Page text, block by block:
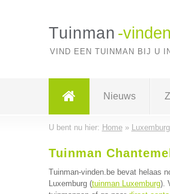
Tuinman -
VIND EEN TUINMAN BIJ U
Nieuws
U bent nu hier: Home» Luxemburg
Tuinman
Tuinman-vinden.be bevat helaas
Luxemburg (tuinman Luxemburg).